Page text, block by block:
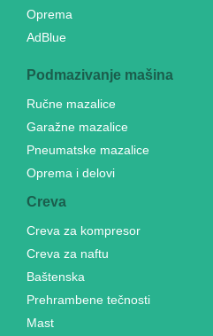
Oprema
AdBlue
Podmazivanje mašina
Ručne mazalice
Garažne mazalice
Pneumatske mazalice
Oprema i delovi
Creva
Creva za kompresor
Creva za naftu
Baštenska
Prehrambene tečnosti
Mast